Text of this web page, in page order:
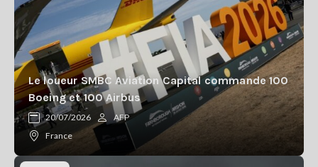
Le loueur SMBC Aviation Capital commande 100
Boeing et 100 Airbus
20/07/2026
AFP
France